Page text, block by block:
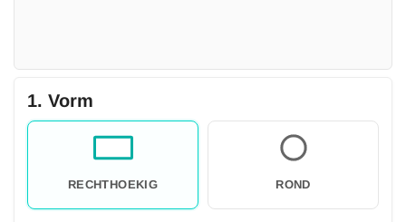
1. Vorm
RECHTHOEKIG ROND